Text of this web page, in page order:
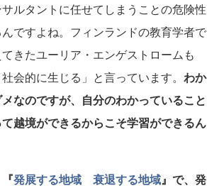
ルタントに任せてしまうことの危険性
ですよね。フィンランドの教育学者で
きたユーリア・エンゲストロームも
会的に生じる」と言っています。 わか
なのですが、自分のわかっていること
越境ができるからこそ学習ができるん
発展する地域 衰退する地域』で、発